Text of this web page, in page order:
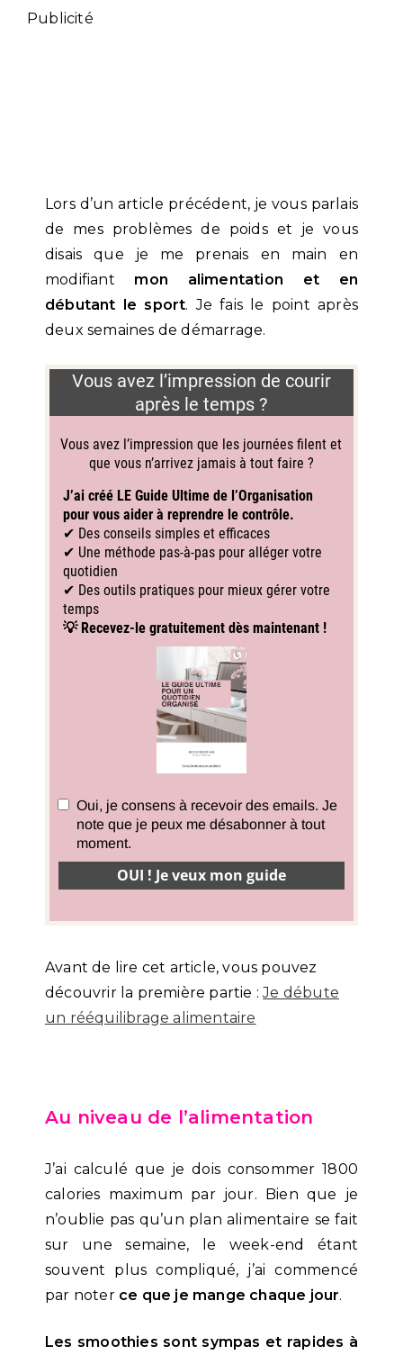
Publicité
Lors d’un article précédent, je vous parlais
de mes problèmes de poids et je vous
disais que je me prenais en main en
modifiant mon alimentation et en
débutant le sport. Je fais le point après
deux semaines de démarrage.
Avant de lire cet article, vous pouvez
découvrir la première partie :Je débute
un rééquilibrage alimentaire
Au niveau de l’alimentation
J’ai calculé que je dois consommer 1800
calories maximum par jour. Bien que je
n’oublie pas qu’un plan alimentaire se fait
sur une semaine, le week-end étant
souvent plus compliqué, j’ai commencé
par noter ce que je mange chaque jour.
Les smoothies sont sympas et rapides à